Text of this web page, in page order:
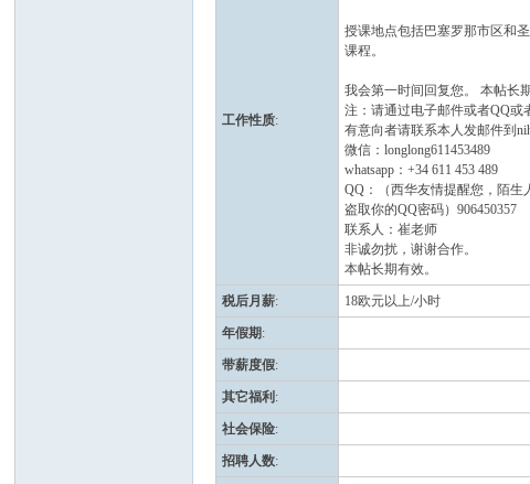
工作性质:
授课地点包括巴塞罗那市区和
课程。
我会第一时间回复您。 本帖长
注：请通过电子邮件或者QQ或
有意向者请联系本人发邮件到
微信：longlong611453489
whatsapp：+34 611 453 489
QQ：（西华友情提醒您，陌生
盗取你的QQ密码）906450357
联系人：崔老师
非诚勿扰，谢谢合作。
本帖长期有效。
税后月薪: 18欧元以上/小时
年假期:
带薪度假:
其它福利 :
社会保险:
招聘人数: